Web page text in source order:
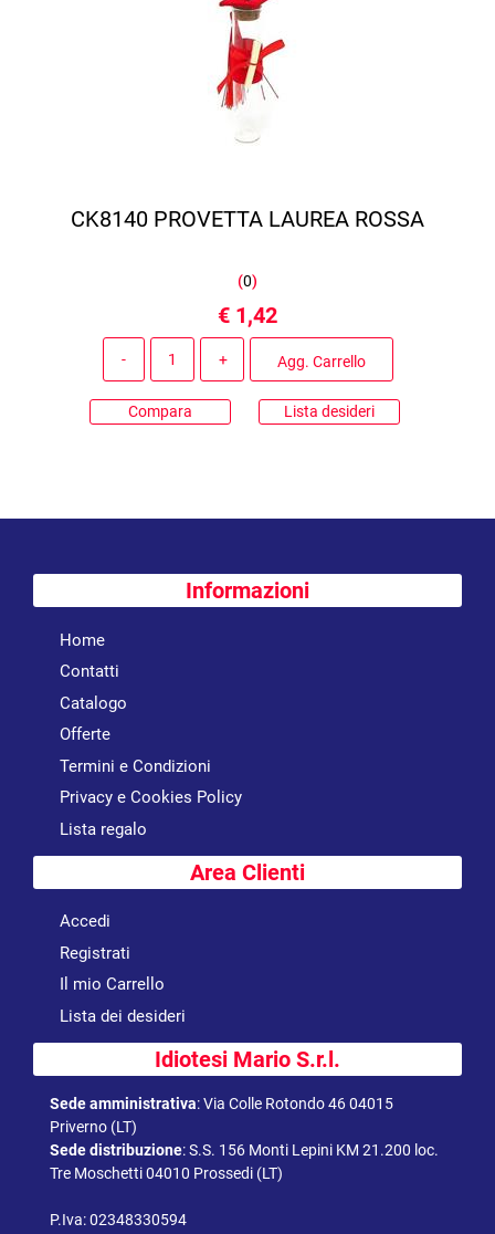
CK8140 PROVETTA LAUREA ROSSA
(0)
€ 1,42
Agg. Carrello
Compara Lista desideri
Informazioni
Home
Contatti
Catalogo
Offerte
Termini e Condizioni
Privacy e Cookies Policy
Lista regalo
Area Clienti
Accedi
Registrati
Il mio Carrello
Lista dei desideri
Idiotesi Mario S.r.l.
Sede amministrativa:Via Colle Rotondo 46 04015
Priverno (LT)
Sede distribuzione:S.S. 156 Monti Lepini KM 21.200 loc.
Tre Moschetti 04010 Prossedi (LT)
P.Iva: 02348330594